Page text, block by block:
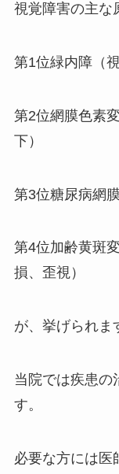
視覚障害の主な
第1位緑内障（
第2位網膜色素
下）
第3位糖尿病網
第4位加齢黄斑
損、歪視）
が、挙げられま
当院では疾患の
す。
必要な方には医